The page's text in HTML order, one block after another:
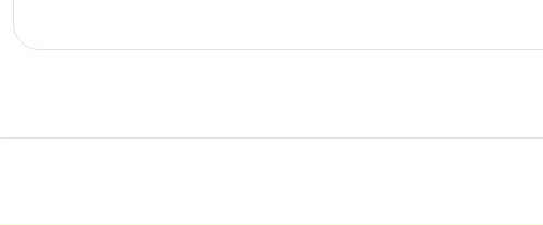
Görüş ve önerileriniz için teşekkür ederiz.